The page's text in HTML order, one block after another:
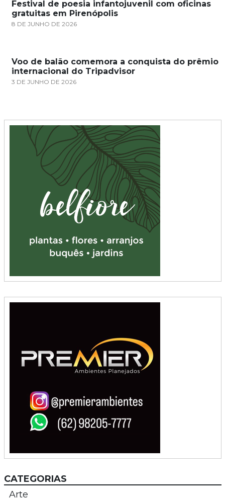
Festival de poesia infantojuvenil com oficinas
gratuitas em Pirenópolis
8 DE JUNHO DE 2026
Voo de balão comemora a conquista do prêmio
internacional do Tripadvisor
3 DE JUNHO DE 2026
CATEGORIAS
Arte